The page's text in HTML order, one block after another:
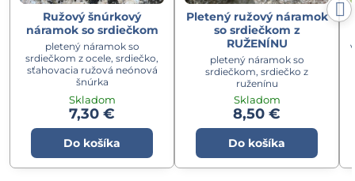
Ružový šnúrkový
náramok so srdiečkom
pletený náramok so
srdiečkom z ocele, srdiečko,
sťahovacia ružová neónová
šnúrka
Skladom
7,30 €
Do košíka
Pletený ružový náramok
so srdiečkom z
RUŽENÍNU
pletený náramok so
srdiečkom, srdiečko z
ruženínu
Skladom
8,50 €
Do košíka